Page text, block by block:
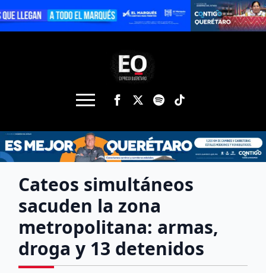
Cateos simultáneos
sacuden la zona
metropolitana: armas,
droga y 13 detenidos